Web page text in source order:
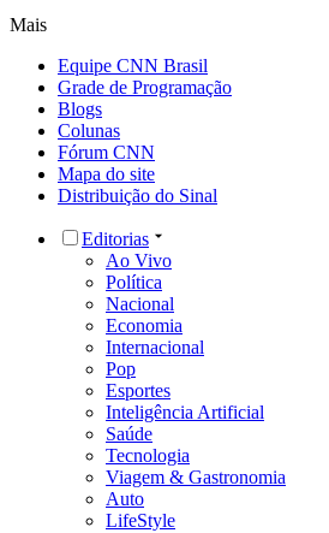
Mais
Equipe CNN Brasil
Grade de Programação
Blogs
Colunas
Fórum CNN
Mapa do site
Distribuição do Sinal
Editorias
Ao Vivo
Política
Nacional
Economia
Internacional
Pop
Esportes
Inteligência Artificial
Saúde
Tecnologia
Viagem & Gastronomia
Auto
LifeStyle